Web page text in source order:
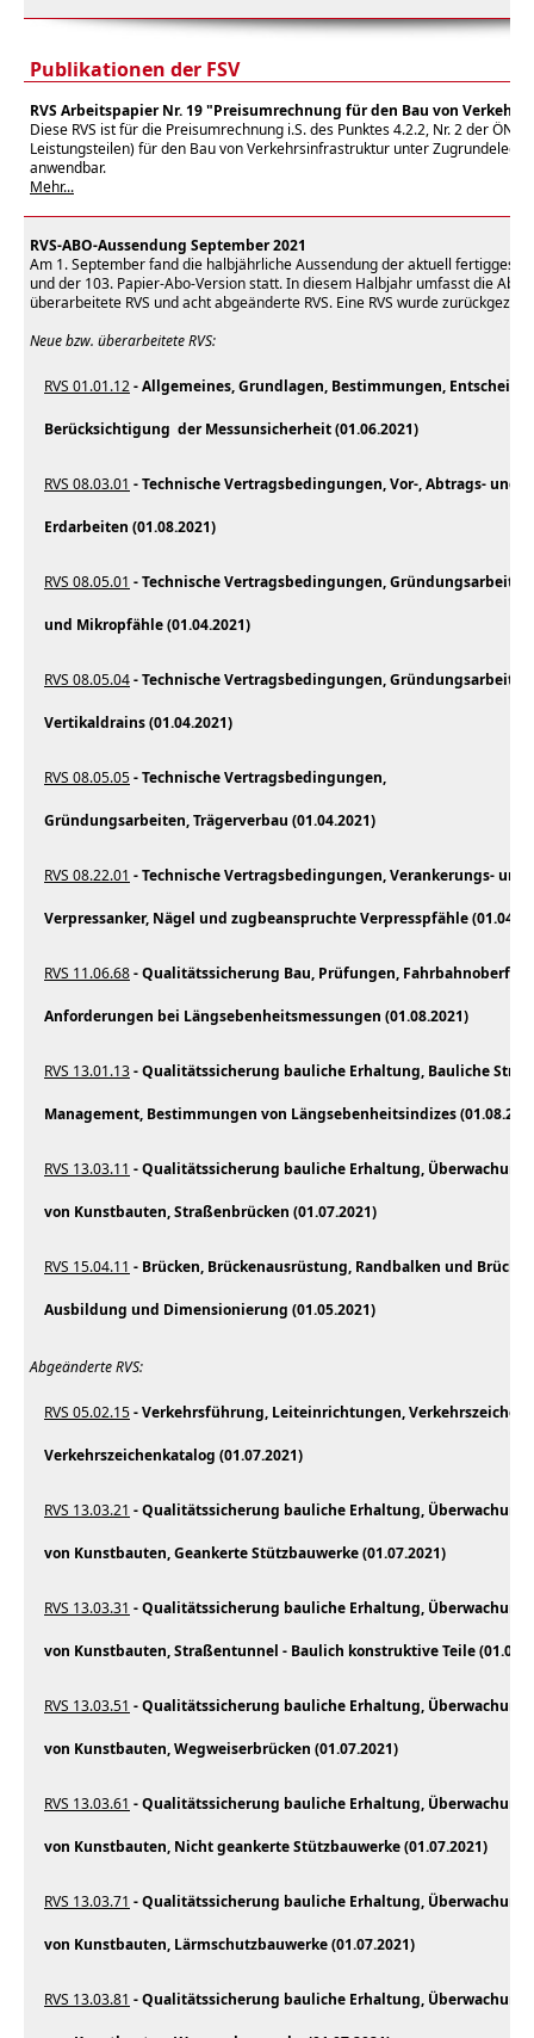
Publikationen der FSV
RVS Arbeitspapier Nr. 19 "Preisumrechnung für den Bau von
Diese RVS ist für die Preisumrechnung i.S. des Punktes 4.2.2, Nr. 2 der
Leistungsteilen) für den Bau von Verkehrsinfrastruktur unter
anwendbar.
Mehr...
RVS-ABO-Aussendung September 2021
Am 1. September fand die halbjährliche Aussendung der aktuell
und der 103. Papier-Abo-Version statt. In diesem Halbjahr umfasst die Abo-
überarbeitete RVS und acht abgeänderte RVS. Eine RVS wurde
Neue bzw. überarbeitete RVS:
RVS 01.01.12- Allgemeines, Grundlagen, Bestimmungen,
Berücksichtigung der Messunsicherheit (01.06.2021)
RVS 08.03.01 - Technische Vertragsbedingungen, Vor-, Abtrags- und
Erdarbeiten (01.08.2021)
RVS 08.05.01 - Technische Vertragsbedingungen,
und Mikropfähle (01.04.2021)
RVS 08.05.04- Technische Vertragsbedingungen,
Vertikaldrains (01.04.2021)
RVS 08.05.05- Technische Vertragsbedingungen,
Gründungsarbeiten, Trägerverbau (01.04.2021)
RVS 08.22.01 - Technische Vertragsbedingungen, Verankerungs-
Verpressanker, Nägel und zugbeanspruchte Verpresspfähle
RVS 11.06.68- Qualitätssicherung Bau, Prüfungen,
Anforderungen bei Längsebenheitsmessungen (01.08.2021)
RVS 13.01.13- Qualitätssicherung bauliche Erhaltung, Bauliche
Management, Bestimmungen von Längsebenheitsindizes
RVS 13.03.11 - Qualitätssicherung bauliche Erhaltung,
von Kunstbauten, Straßenbrücken (01.07.2021)
RVS 15.04.11 - Brücken, Brückenausrüstung, Randbalken und
Ausbildung und Dimensionierung (01.05.2021)
Abgeänderte RVS:
RVS 05.02.15- Verkehrsführung, Leiteinrichtungen,
Verkehrszeichenkatalog (01.07.2021)
RVS 13.03.21 - Qualitätssicherung bauliche Erhaltung,
von Kunstbauten, Geankerte Stützbauwerke (01.07.2021)
RVS 13.03.31 - Qualitätssicherung bauliche Erhaltung,
von Kunstbauten, Straßentunnel - Baulich konstruktive Teile
RVS 13.03.51 - Qualitätssicherung bauliche Erhaltung,
von Kunstbauten, Wegweiserbrücken (01.07.2021)
RVS 13.03.61 - Qualitätssicherung bauliche Erhaltung,
von Kunstbauten, Nicht geankerte Stützbauwerke (01.07.2021)
RVS 13.03.71 - Qualitätssicherung bauliche Erhaltung,
von Kunstbauten, Lärmschutzbauwerke (01.07.2021)
RVS 13.03.81 - Qualitätssicherung bauliche Erhaltung,